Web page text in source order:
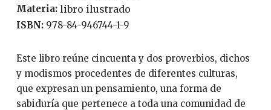
Materia: libro ilustrado
ISBN: 978-84-946744-1-9
Este libro reúne cincuenta y dos proverbios, dichos
y modismos procedentes de diferentes culturas,
que expresan un pensamiento, una forma de
sabiduría que pertenece a toda una comunidad de